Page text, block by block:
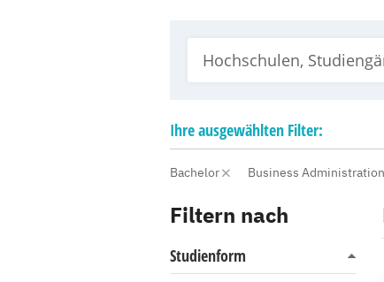
Ihreausgewählten Filter:
Bachelor Business Administration
Filtern nach
Studienform